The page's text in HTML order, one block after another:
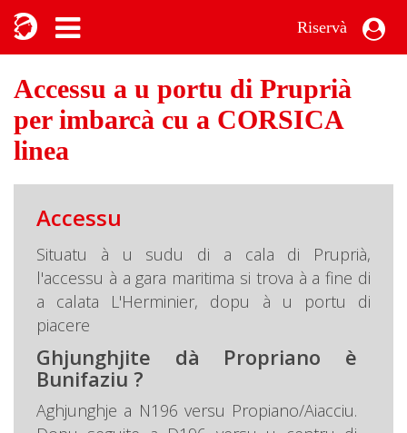
Riservà
Accessu a u portu di Pruprià
per imbarcà cu a CORSICA
linea
Accessu
Situatu à u sudu di a cala di Pruprià,
l'accessu à a gara maritima si trova à a fine di
a calata L'Herminier, dopu à u portu di
piacere
Ghjunghjite dà Propriano è
Bunifaziu ?
Aghjunghje a N196 versu Propiano/Aiacciu.